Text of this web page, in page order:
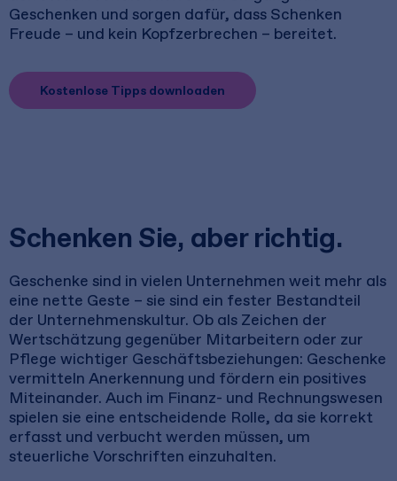
Geschenken und sorgen dafür, dass Schenken
Freude – und kein Kopfzerbrechen – bereitet.
Kostenlose Tipps downloaden
Schenken Sie, aber richtig.
Geschenke sind in vielen Unternehmen weit mehr als
eine nette Geste – sie sind ein fester Bestandteil
der Unternehmenskultur. Ob als Zeichen der
Wertschätzung gegenüber Mitarbeitern oder zur
Pflege wichtiger Geschäftsbeziehungen: Geschenke
vermitteln Anerkennung und fördern ein positives
Miteinander. Auch im Finanz- und Rechnungswesen
spielen sie eine entscheidende Rolle, da sie korrekt
erfasst und verbucht werden müssen, um
steuerliche Vorschriften einzuhalten.